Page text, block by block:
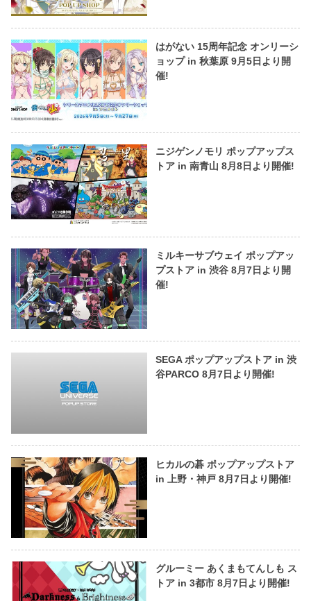
はがない 15周年記念 オンリーシ
ョップ in 秋葉原 9月5日より開
催!
ニジゲンノモリ ポップアップス
トア in 南青山 8月8日より開催!
ミルキーサブウェイ ポップアッ
プストア in 渋谷 8月7日より開
催!
SEGA ポップアップストア in 渋
谷PARCO 8月7日より開催!
ヒカルの碁 ポップアップストア
in 上野・神戸 8月7日より開催!
グルーミー あくまもてんしも ス
トア in 3都市 8月7日より開催!